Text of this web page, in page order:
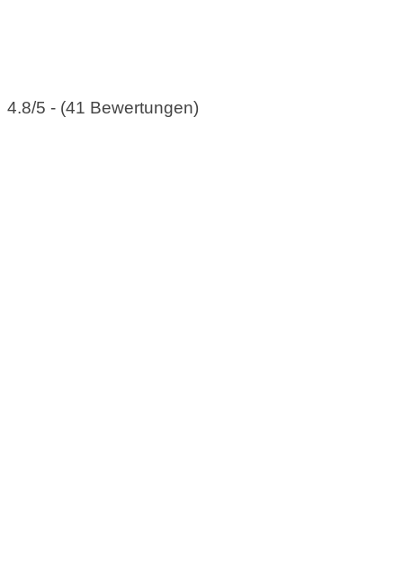
4.8/5 - (41 Bewertungen)